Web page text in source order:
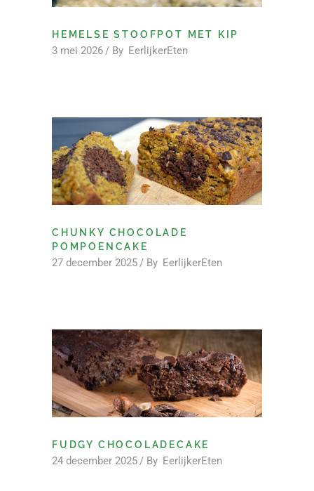
HEMELSE STOOFPOT MET KIP
3 mei 2026 By EerlijkerEten
CHUNKY CHOCOLADE
POMPOENCAKE
27 december 2025 By EerlijkerEten
FUDGY CHOCOLADECAKE
24 december 2025 By EerlijkerEten